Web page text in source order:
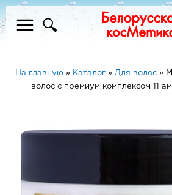
На главную» Каталог» Для волос»
волос с премиум комплексом 11